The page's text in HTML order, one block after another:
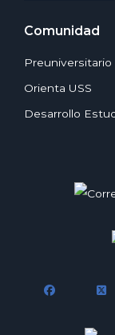
Comunidad
Preuniversitario
Orienta USS
Desarrollo